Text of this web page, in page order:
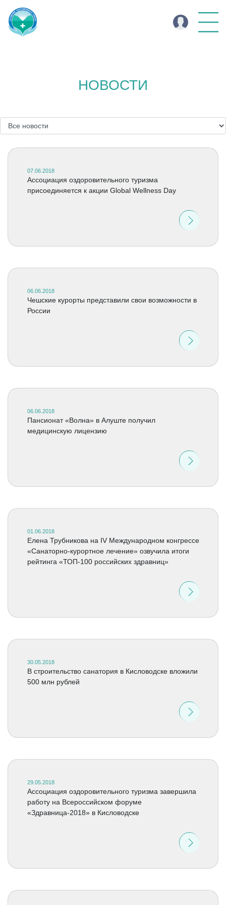
НОВОСТИ
07.06.2018
Ассоциация оздоровительного туризма
присоединяется к акции Global Wellness Day
06.06.2018
Чешские курорты представили свои возможности в
России
06.06.2018
Пансионат «Волна» в Алуште получил
медицинскую лицензию
01.06.2018
Елена Трубникова на IV Международном конгрессе
«Санаторно-курортное лечение» озвучила итоги
рейтинга «ТОП-100 российских здравниц»
30.05.2018
В строительство санатория в Кисловодске вложили
500 млн рублей
29.05.2018
Ассоциация оздоровительного туризма завершила
работу на Всероссийском форуме
«Здравница-2018» в Кисловодске